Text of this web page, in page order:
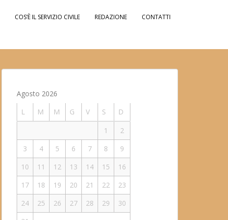
COS’È IL SERVIZIO CIVILE REDAZIONE CONTATTI
Agosto 2026
L
M M G V S
D
1
2
3
4 5 6 7 8
9
10
11 12 13 14 15
16
17
18 19 20 21 22
23
24
25 26 27 28 29
30